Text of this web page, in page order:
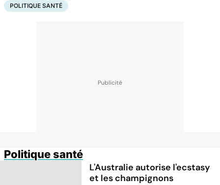
POLITIQUE SANTÉ
Politique santé
L'Australie autorise l'ecstasy
et les champignons